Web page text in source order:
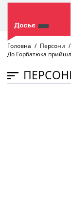
Головна
Персони
До Горбатюка